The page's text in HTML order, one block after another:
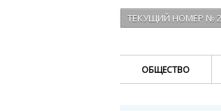
ТЕКУЩИЙ НОМЕР №
ОБЩЕСТВО